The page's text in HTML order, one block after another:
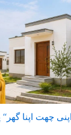
چھت اپنا